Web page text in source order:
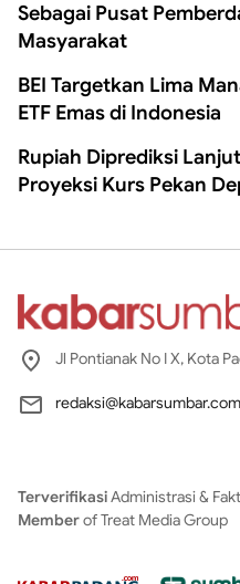
Sebagai Pusat
Masyarakat
BEI Targetkan Lima
ETF Emas di Indonesia
Rupiah Diprediksi
Proyeksi Kurs Pekan
Jl Pontianak No I X, Kota
redaksi@kabarsumbar.com
TerverifikasiAdministrasi &
Memberof Treat Media Group